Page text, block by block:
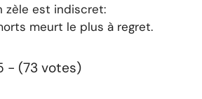
zèle est indiscret:
meurt le plus à regret.
- (73 votes)